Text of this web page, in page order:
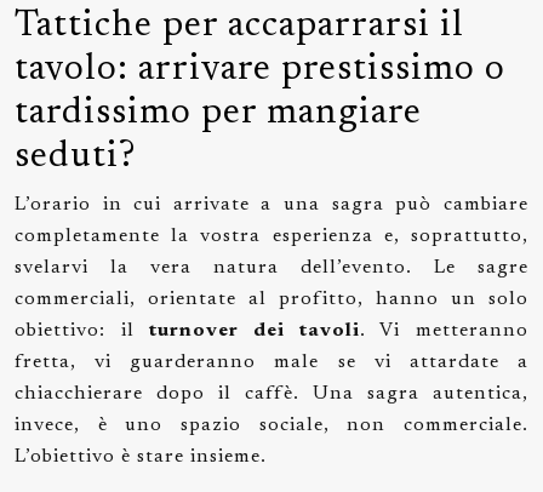
Tattiche per accaparrarsi il
tavolo: arrivare prestissimo o
tardissimo per mangiare
seduti?
L’orario in cui arrivate a una sagra può cambiare
completamente la vostra esperienza e, soprattutto,
svelarvi la vera natura dell’evento. Le sagre
commerciali, orientate al profitto, hanno un solo
obiettivo: ilturnover dei tavoli. Vi metteranno
fretta, vi guarderanno male se vi attardate a
chiacchierare dopo il caffè. Una sagra autentica,
invece, è uno spazio sociale, non commerciale.
L’obiettivo è stare insieme.